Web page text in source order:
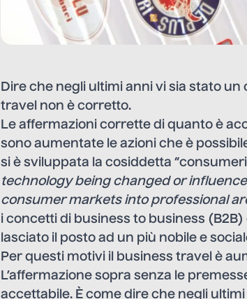
Dire che negli ultimi anni vi sia stato
travel non è corretto.
Le affermazioni corrette di quanto è
sono aumentate le azioni che è
si è sviluppata la cosiddetta
technology being changed or
consumer markets into professional
i concetti di business to business
lasciato il posto ad un più nobile e
Per questi motivi il business travel è
L’affermazione sopra senza le
accettabile. È come dire che negli